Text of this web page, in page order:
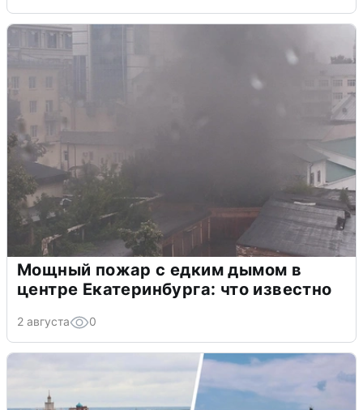
Мощный пожар с едким дымом в
центре Екатеринбурга: что известно
2 августа 0